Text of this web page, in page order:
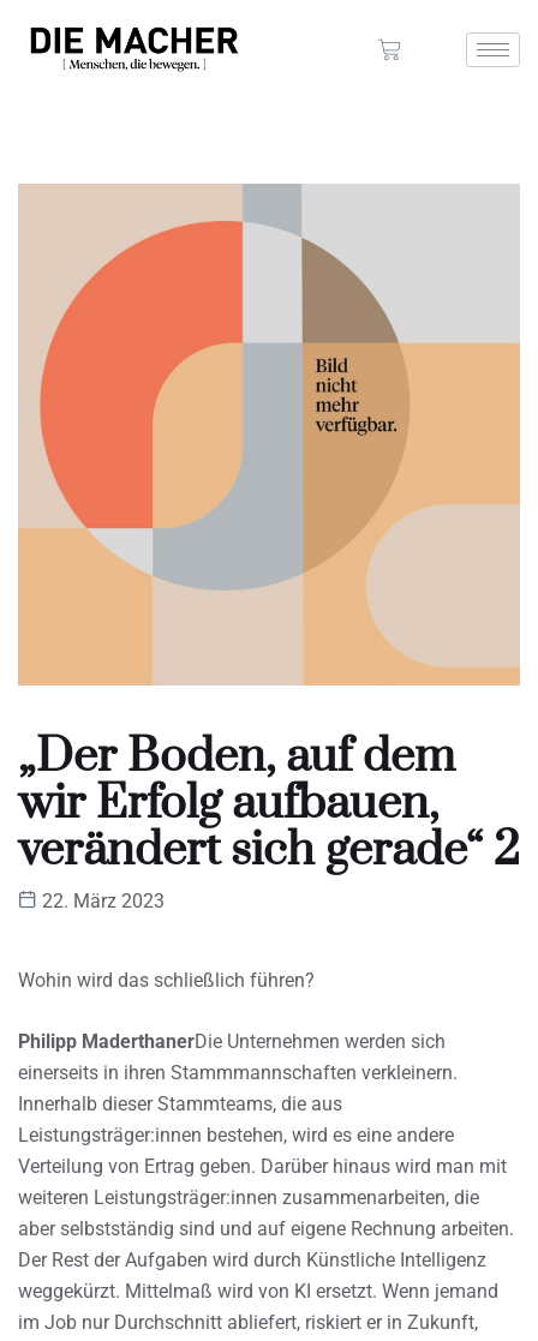
„Der Boden, auf dem
wir Erfolg aufbauen,
verändert sich gerade“ 2
22. März 2023
Wohin wird das schließlich führen?
Philipp MaderthanerDie Unternehmen werden sich
einerseits in ihren Stammmannschaften verkleinern.
Innerhalb dieser Stammteams, die aus
Leistungsträger:innen bestehen, wird es eine andere
Verteilung von Ertrag geben. Darüber hinaus wird man mit
weiteren Leistungsträger:innen zusammenarbeiten, die
aber selbstständig sind und auf eigene Rechnung arbeiten.
Der Rest der Aufgaben wird durch Künstliche Intelligenz
weggekürzt. Mittelmaß wird von KI ersetzt. Wenn jemand
im Job nur Durchschnitt abliefert, riskiert er in Zukunft,